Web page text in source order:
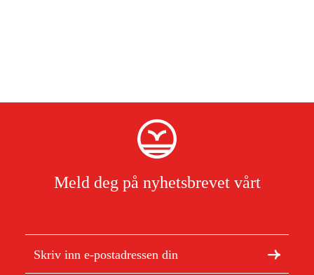
Meld deg på nyhetsbrevet vårt